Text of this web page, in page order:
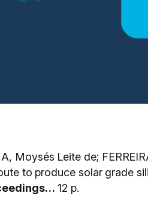
Moysés Leite de;
to produce solar grade
12 p.